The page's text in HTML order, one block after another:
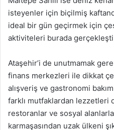
isteyenler için biçilmiş
ideal bir gün geçirmek için
aktiviteleri burada
Ataşehir’i de unutmamak
finans merkezleri ile dikkat
alışveriş ve gastronomi
farklı mutfaklardan lezzetleri
restoranlar ve sosyal
karmaşasından uzak ülkeni